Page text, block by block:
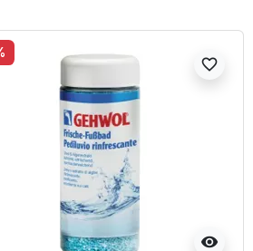
visibility
favorite_border